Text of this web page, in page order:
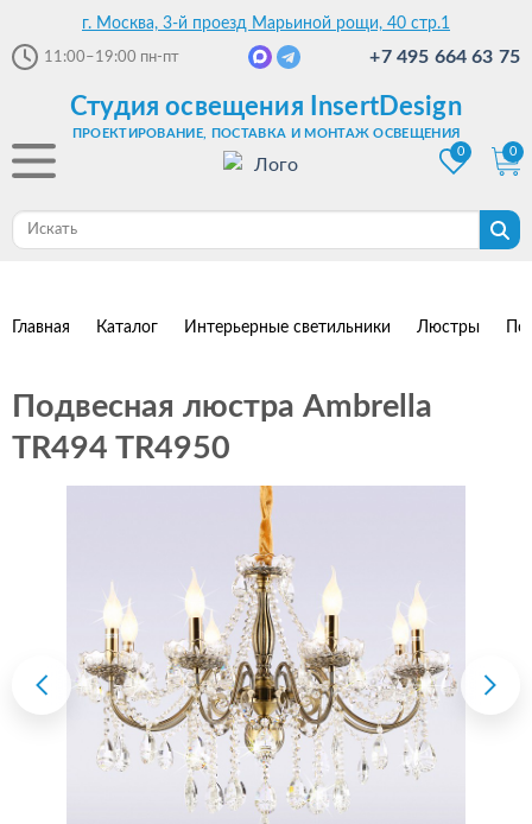
г. Москва, 3-й проезд Марьиной рощи, 40 стр.1
11:00–19:00 пн-пт +7 495 664 63 75
Студия освещения InsertDesign
ПРОЕКТИРОВАНИЕ, ПОСТАВКА И МОНТАЖ ОСВЕЩЕНИЯ
0
0
Главная Каталог Интерьерные светильники Люстры
Подвесная люстра Ambrella
TR494 TR4950